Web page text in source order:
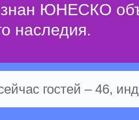
ЮНЕСКО
наследия.
гостей – 46,